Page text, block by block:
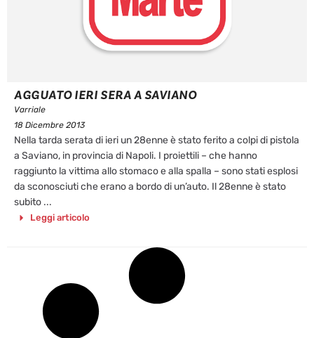
AGGUATO IERI SERA A SAVIANO
Varriale
18 Dicembre 2013
Nella tarda serata di ieri un 28enne è stato ferito a colpi di pistola
a Saviano, in provincia di Napoli. I proiettili – che hanno
raggiunto la vittima allo stomaco e alla spalla – sono stati esplosi
da sconosciuti che erano a bordo di un’auto. Il 28enne è stato
subito ...
Leggi articolo